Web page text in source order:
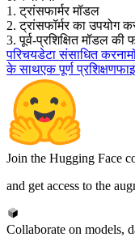
1. ट्रांसफार्मर मॉडल
2. ट्रांसफॉर्मर का उपयोग
3. पूर्व-प्रशिक्षित मॉडल की
परिचयडेटा संसाधित करना
के साथएक पूर्ण प्रशिक्षण
Join the Hugging Face
and get access to the
Collaborate on models,